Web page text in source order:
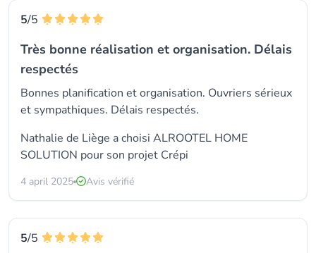
5/5
Très bonne réalisation et organisation. Délais
respectés
Bonnes planification et organisation. Ouvriers sérieux
et sympathiques. Délais respectés.
Nathalie de Liège a choisi ALROOTEL HOME
SOLUTION pour son projet Crépi
4 april 2025 Avis vérifié
5/5